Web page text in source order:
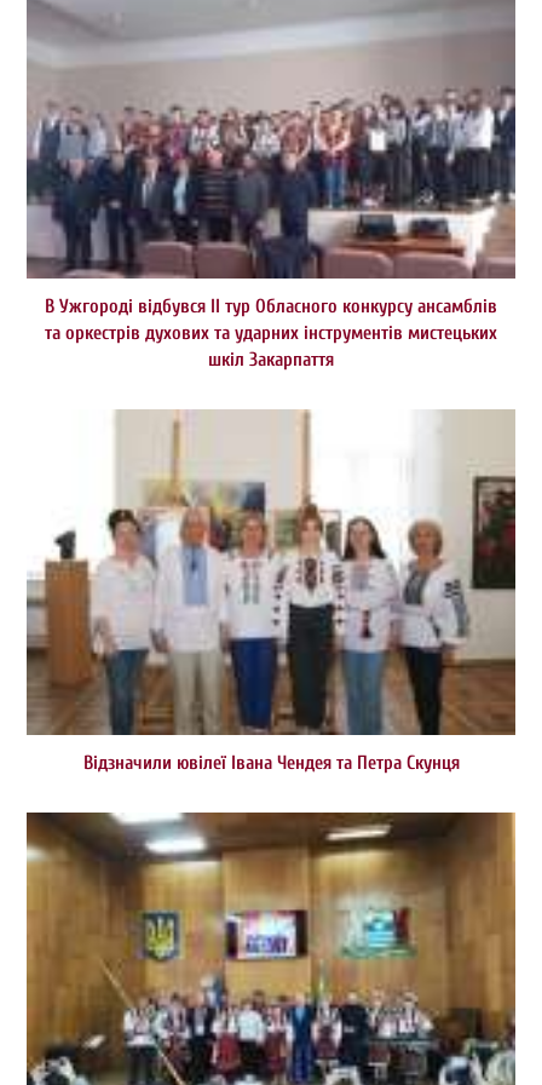
В Ужгороді відбувся ІІ тур Обласного конкурсу ансамблів
та оркестрів духових та ударних інструментів мистецьких
шкіл Закарпаття
Відзначили ювілеї Івана Чендея та Петра Скунця